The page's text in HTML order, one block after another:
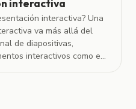
interactiva
interactiva? Una
va más allá del
de diapositivas,
interactivos como e...